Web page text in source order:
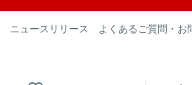
ニュースリリース よくあるご質問・お